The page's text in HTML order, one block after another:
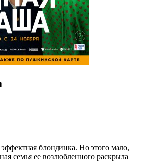
блондинка. Но этого мало,
семья ее возлюбленного раскрыла